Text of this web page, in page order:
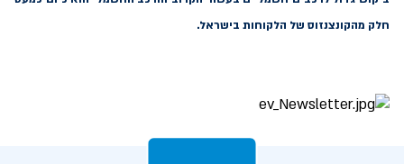
חלק מהקונצנזוס של הלקוחות בישראל.